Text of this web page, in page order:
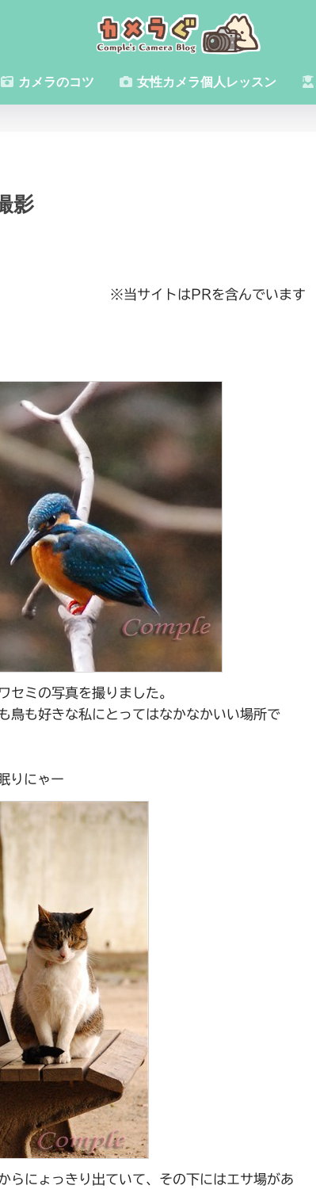
カメラのコツ 女性カメラ個人レッスン
影
※当サイトはPRを含んでいます
セミの写真を撮りました。
鳥も好きな私にとってはなかなかいい場所で
りにゃー
らにょっきり出ていて、その下にはエサ場があ